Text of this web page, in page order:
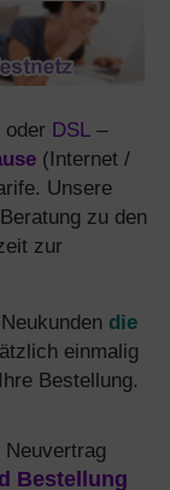
oder DSL –
(Internet /
Unsere
zu den
zur
die
einmalig
Bestellung.
Bestellung